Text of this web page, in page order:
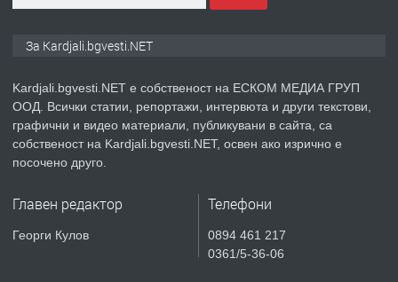
„Електротехник”/”Електромонтьор”
обучение
преди 1 година
ПРЕДЛАГА
Курсове-
За Kardjali.bgvesti.NET
Kardjali.bgvesti.NET е собственост на ЕСКОМ МЕДИА ГРУП
ООД. Всички статии, репортажи, интервюта и други текстови,
графични и видео материали, публикувани в сайта, са
собственост на Kardjali.bgvesti.NET, освен ако изрично е
посочено друго.
Главен редактор
Георги Кулов
Телефони
0894 461 217
0361/5-36-06